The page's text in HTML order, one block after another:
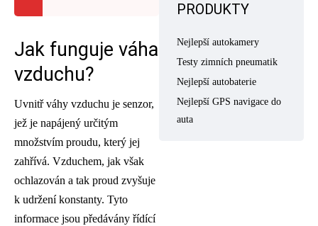
Jak funguje váha
vzduchu?
Uvnitř váhy vzduchu je senzor,
jež je napájený určitým
množstvím proudu, který jej
zahřívá. Vzduchem, jak však
ochlazován a tak proud zvyšuje
k udržení konstanty. Tyto
informace jsou předávány řídící
PRODUKTY
Nejlepší autokamery
Testy zimních pneumatik
Nejlepší autobaterie
Nejlepší GPS navigace do
auta